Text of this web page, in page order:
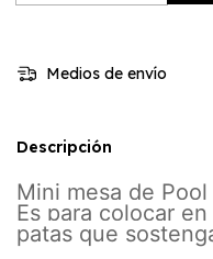
Medios de envío
Descripción
Mini mesa de Pool
Es para colocar
patas que